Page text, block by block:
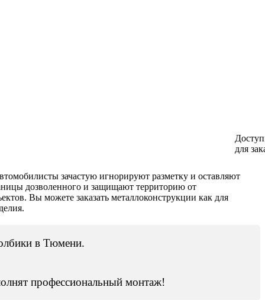
для
зачастую игнорируют разметку и оставляют
дозволенного и защищают территорию от
Вы можете заказать металлоконструкции как для
в Тюмени.
профессиональный монтаж!